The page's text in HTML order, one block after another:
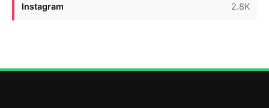
Instagram 2.8K